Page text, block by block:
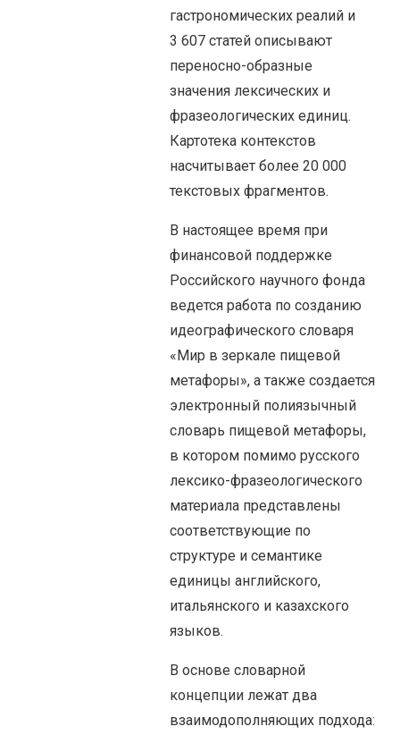
гастрономических реалий и
3 607 статей описывают
переносно-образные
значения лексических и
фразеологических единиц.
Картотека контекстов
насчитывает более 20 000
текстовых фрагментов.
В настоящее время при
финансовой поддержке
Российского научного фонда
ведется работа по созданию
идеографического словаря
«Мир в зеркале пищевой
метафоры», а также создается
электронный полиязычный
словарь пищевой метафоры,
в котором помимо русского
лексико-фразеологического
материала представлены
соответствующие по
структуре и семантике
единицы английского,
итальянского и казахского
языков.
В основе словарной
концепции лежат два
взаимодополняющих подхода: